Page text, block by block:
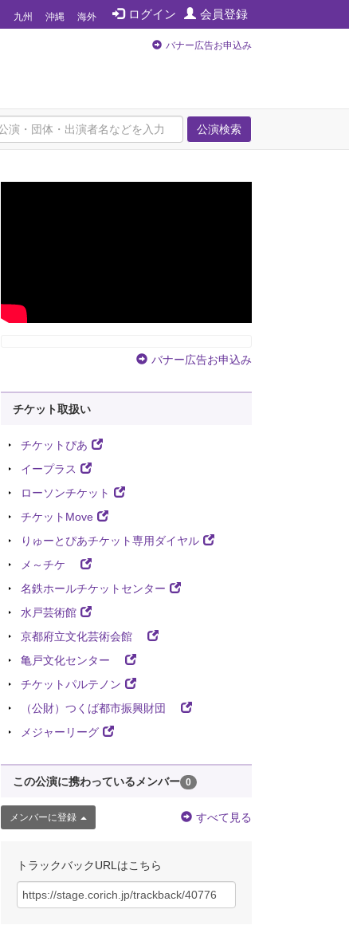
ログイン 会員登録
九州 沖縄 海外
バナー広告お申込み
公演検索
バナー広告お申込み
チケット取扱い
チケットぴあ
イープラス
ローソンチケット
チケットMove
りゅーとぴあチケット専用ダイヤル
メ～チケ
名鉄ホールチケットセンター
水戸芸術館
京都府立文化芸術会館
亀戸文化センター
チケットパルテノン
（公財）つくば都市振興財団
メジャーリーグ
この公演に携わっているメンバー 0
メンバーに登録 すべて見る
トラックバックURLはこちら